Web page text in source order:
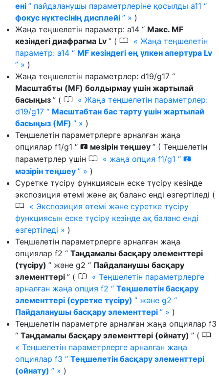
ені ” пайдаланушы параметрлеріне қосылды a11 “
фокус нүктесінің дисплейі ”
)
Жаңа теңшелетін параметр: a14 “ Макс. MF
кезіндегі диафрагма Lv ” ( 0
Жаңа теңшелетін
параметр: a14 “ MF кезіндегі ең үлкен апертура Lv
”
)
Жаңа теңшелетін параметрлер: d19/g17 “
Масштабты (MF) болдырмау үшін жартылай
басыңыз ” ( 0
Жаңа теңшелетін параметрлер:
d19/g17 “ Масштабтан бас тарту үшін жартылай
басыңыз (MF) ”
)
Теңшелетін параметрлерге арналған жаңа
опциялар f1/g1 “ i мәзірін теңшеу ” ( Теңшелетін
параметрлер үшін 0 жаңа опция f1/g1 “ i
мәзірін теңшеу ”
)
Суретке түсіру функциясын еске түсіру кезінде
экспозиция өтемі және ақ баланс енді өзгертіледі (
0
Экспозиция өтемі және суретке түсіру
функциясын еске түсіру кезінде ақ баланс енді
өзгертіледі
)
Теңшелетін параметрлерге арналған жаңа
опциялар f2 “ Таңдамалы басқару элементтері
(түсіру) ” және g2 “ Пайдаланушы басқару
элементтері ” ( 0
Теңшелетін параметрлерге
арналған жаңа опция f2 “ Теңшелетін басқару
элементтері (суретке түсіру) ” және g2 “
Пайдаланушы басқару элементтері ”
)
Теңшелетін параметрге арналған жаңа опциялар f3
“ Таңдамалы басқару элементтері (ойнату) ” ( 0
Теңшелетін параметрлерге арналған жаңа
опциялар f3 “ Теңшелетін басқару элементтері
(ойнату) ”
)